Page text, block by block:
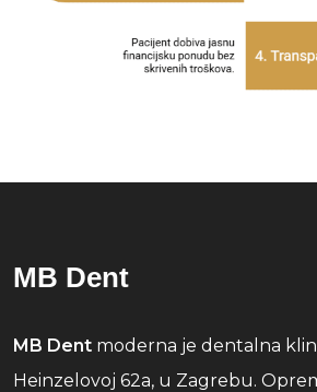
MB Dent
MB Dent moderna je dentalna
Heinzelovoj 62a, u Zagrebu.